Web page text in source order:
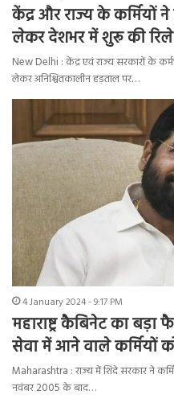
केंद्र और राज्य के कर्मियों
लेकर देशभर में शुरू की रिले
New Delhi : केंद्र एवं राज्य सरकारों के
लेकर अनिश्चितकालीन हड़ताल पर…
4 January 2024 - 9:17 PM
महाराष्ट्र कैबिनेट का
सेवा में आने वाले कर्मियों
Maharashtra : राज्य में शिंदे सरकार ने
नवंबर 2005 के बाद…